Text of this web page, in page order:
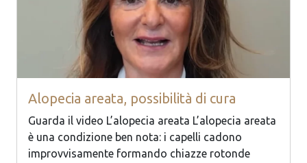
Alopecia areata, possibilità di cura
Guarda il video L’alopecia areata L’alopecia areata
è una condizione ben nota: i capelli cadono
improvvisamente formando chiazze rotonde